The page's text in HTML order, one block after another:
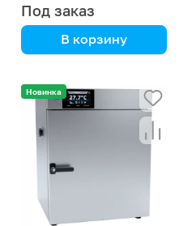
Под заказ
В корзину
удобное управление,
надежность
Новинка